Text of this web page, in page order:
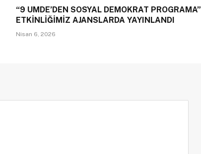
“9 UMDE’DEN SOSYAL DEMOKRAT PROGRAMA”
ETKİNLİĞİMİZ AJANSLARDA YAYINLANDI
Nisan 6, 2026